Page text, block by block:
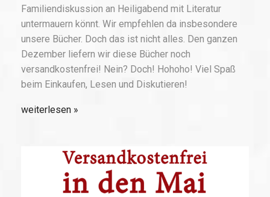
Familiendiskussion an Heiligabend mit Literatur
untermauern könnt. Wir empfehlen da insbesondere
unsere Bücher. Doch das ist nicht alles. Den ganzen
Dezember liefern wir diese Bücher noch
versandkostenfrei! Nein? Doch! Hohoho! Viel Spaß
beim Einkaufen, Lesen und Diskutieren!
weiterlesen